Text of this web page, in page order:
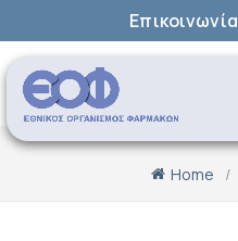
Επικοινωνία
Home